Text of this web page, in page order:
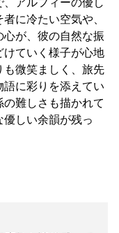
アルフィーの優し
に冷たい空気や、
が、彼の自然な振
けていく様子が心地
も微笑ましく、旅先
に彩りを添えてい
難しさも描かれて
しい余韻が残っ